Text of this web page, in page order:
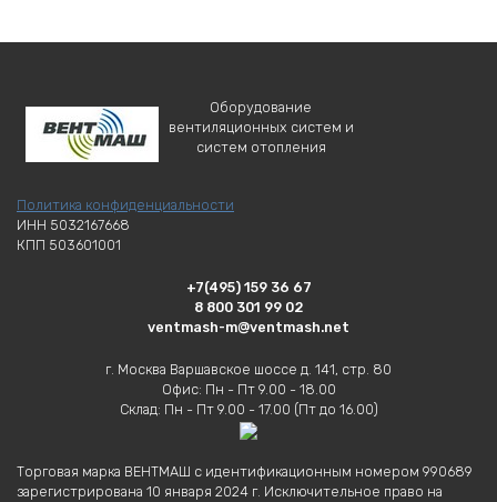
Оборудование
вентиляционных систем и
систем отопления
Политика конфиденциальности
ИНН 5032167668
КПП 503601001
+7(495) 159 36 67
8 800 301 99 02
ventmash-m@ventmash.net
г. Москва Варшавское шоссе д. 141, стр. 80
Офис: Пн - Пт 9.00 - 18.00
Склад: Пн - Пт 9.00 - 17.00 (Пт до 16.00)
Торговая марка ВЕНТМАШ с идентификационным номером 990689
зарегистрирована 10 января 2024 г. Исключительное право на